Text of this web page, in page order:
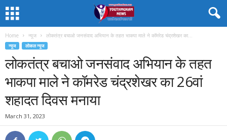
Home न्यूज लोकतंत्र बचाओ जनसंवाद अभियान के तहत भाकपा माले ने कॉमरेड चंद्रशेखर का...
न्यूज लोकल न्यूज
लोकतंत्र बचाओ जनसंवाद अभियान के तहत
भाकपा माले ने कॉमरेड चंद्रशेखर का 26वां
शहादत दिवस मनाया
March 31, 2023